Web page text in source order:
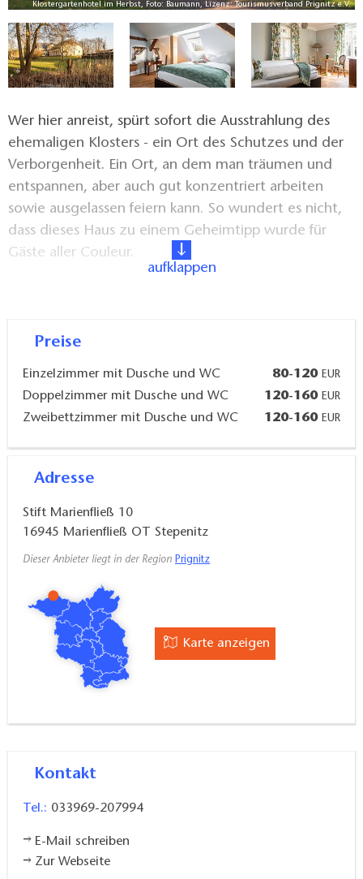
Klostergartenhotel im Herbst, Foto: Baumann, Lizenz: Tourismusverband Prignitz e.V.
Wer hier anreist, spürt sofort die Ausstrahlung des
ehemaligen Klosters - ein Ort des Schutzes und der
Verborgenheit. Ein Ort, an dem man träumen und
entspannen, aber auch gut konzentriert arbeiten
sowie ausgelassen feiern kann. So wundert es nicht,
dass dieses Haus zu einem Geheimtipp wurde für
Gäste aller Couleur.
der Gäste treffen. Von klassisch bis vegan bleiben
für die Gäste gekocht.
aufklappen
Preise
Einzelzimmer mit Dusche und WC 80-120 EUR
Doppelzimmer mit Dusche und WC 120-160 EUR
Zweibettzimmer mit Dusche und WC 120-160 EUR
Adresse
Stift Marienfließ 10
16945 Marienfließ OT Stepenitz
Dieser Anbieter liegt in der Region Prignitz
Karte anzeigen
Kontakt
Tel.: 033969-207994
E-Mail schreiben
Zur Webseite